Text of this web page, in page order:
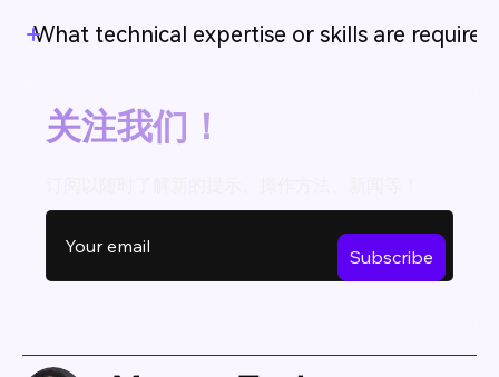
What technical expertise or skills are
关注我们！